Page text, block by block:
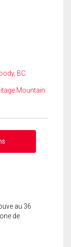
BC
Mountain
au 36
de